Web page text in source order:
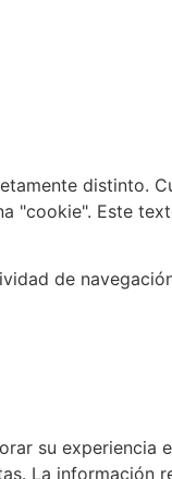
distinto.
"cookie". Este
de
su experiencia
La información